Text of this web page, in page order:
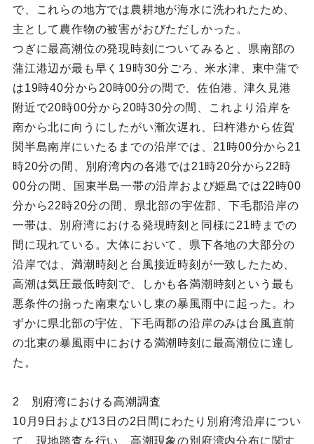
で、これらの地方では農耕地が海水に洗われたため、
主として農作物の被害がおびただしかった。
つぎに最高潮位の発現時刻についてみると、県南部の
蒲江港辺が最も早く19時30分ごろ、米水津、東中蒲で
は19時40分から20時00分の間で、佐伯港、津久見港
附近で20時00分から20時30分の間、これより沿岸を
南から北に向うにしたがい漸次遅れ、臼杵港から佐賀
関半島南岸にいたるまでの沿岸では、21時00分から21
時20分の間、別府湾内の各港では21時20分から22時
00分の間、国東半島一帯の沿岸および姫島では22時00
分から22時20分の間、県北部の宇佐郡、下毛郡沿岸の
一帯は、別府湾における発現時刻と同様に21時までの
間に現れている。大体において、県下各地の大部分の
沿岸では、満潮時刻と台風接近時刻が一致したため、
高潮は気圧最低時刻で、しかも各満潮時刻という最も
悪条件の揃った南東ないし東の暴風雨中に起った。わ
ずかに県北部の宇佐、下毛両郡の沿岸のみは台風直前
の北東の暴風雨中における満潮時刻に最高潮位に達し
た。
2 別府湾における高潮調査
10月9日および13日の2日間にわたり別府湾沿岸につい
て、現地踏査を行い、高潮現象の別府湾内分布に関す